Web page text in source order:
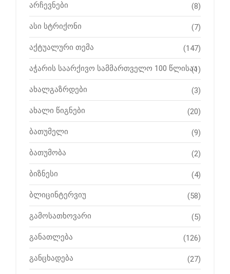
არჩევნები (8)
ასი სტრიქონი (7)
აქტუალური თემა (147)
აჭარის საარქივო სამმართველო 100 წლისაა
(1)
ახალგაზრდები (3)
ახალი წიგნები (20)
ბათუმელი (9)
ბათუმობა (2)
ბიზნესი (4)
ბლიცინტერვიუ (58)
გამოსათხოვარი (5)
განათლება (126)
განცხადება (27)